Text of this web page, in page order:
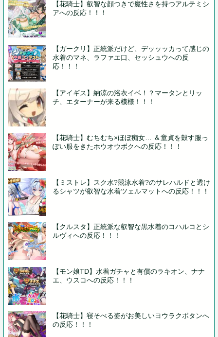
【花騎士】叡智な顔つきで魔性さを持つアルテミシ
アへの反応！！！
【ガークリ】正統派だけど、デッッッカって感じの
水着のマネ、ラファエ口、セッシュウへの反
応！！！
【アイギス】納涼の浴衣イベ！？マータンとリッ
チ、エターナーが来る模様！！！
【花騎士】むちむち×ほぼ痴女… ＆童貞を穀す服っ
ぽい服をきたホウオウボクへの反応！！！
【ミストレ】スク水?競泳水着?のサレハルドと透け
るシャツが叡智な水着ツェルマットへの反応！！！
【クルスタ】正統派な叡智な黒水着のコハルコとシ
ルヴィへの反応！！！
【モン娘TD】水着ガチャと有償のラキオン、ナナ
エ、ウスコへの反応！！！
【花騎士】寝そべる姿がお美しいヨウラクボタンへ
の反応！！！